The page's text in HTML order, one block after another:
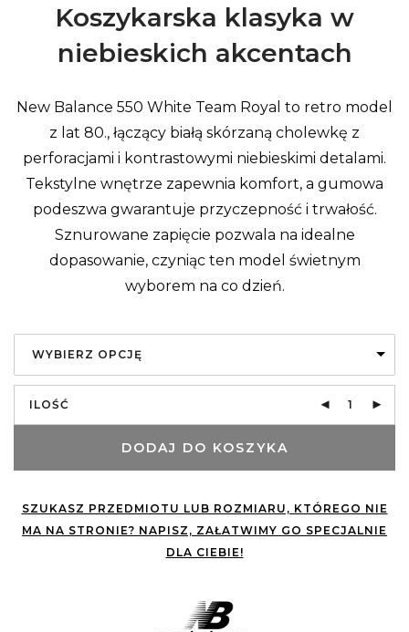
999 PLNKoszykarska klasyka w
niebieskich akcentach
New Balance 550 White Team Royal to retro model
z lat 80., łączący białą skórzaną cholewkę z
perforacjami i kontrastowymi niebieskimi detalami.
Tekstylne wnętrze zapewnia komfort, a gumowa
podeszwa gwarantuje przyczepność i trwałość.
Sznurowane zapięcie pozwala na idealne
dopasowanie, czyniąc ten model świetnym
wyborem na co dzień.
WYBIERZ OPCJĘ
ILOŚĆ
DODAJ DO KOSZYKA
SZUKASZ PRZEDMIOTU LUB ROZMIARU, KTÓREGO NIE
MA NA STRONIE? NAPISZ, ZAŁATWIMY GO SPECJALNIE
DLA CIEBIE!